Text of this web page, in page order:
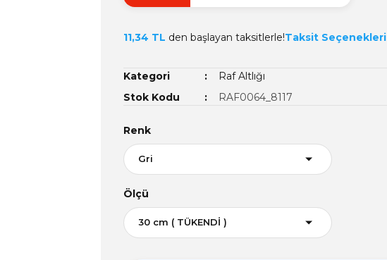
11,34 TL den başlayan taksitlerle!Taksit Seçenekleri
Kategori
Raf Altlığı
Stok Kodu
RAF0064_8117
Renk
Ölçü